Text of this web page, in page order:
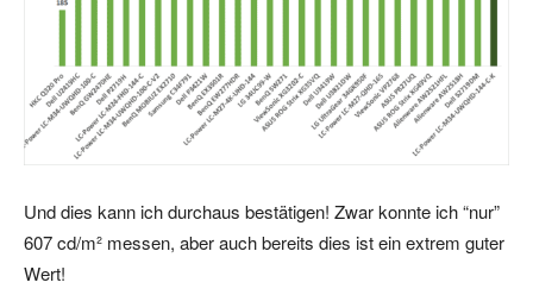
Und dies kann ich durchaus bestätigen! Zwar konnte ich “nur”
607 cd/m² messen, aber auch bereits dies ist ein extrem guter
Wert!